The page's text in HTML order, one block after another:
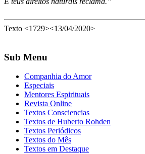
Texto <1729><13/04/2020>
Sub Menu
Companhia do Amor
Especiais
Mentores Espirituais
Revista Online
Textos Consciencias
Textos de Huberto Rohden
Textos Periódicos
Textos do Mês
Textos em Destaque